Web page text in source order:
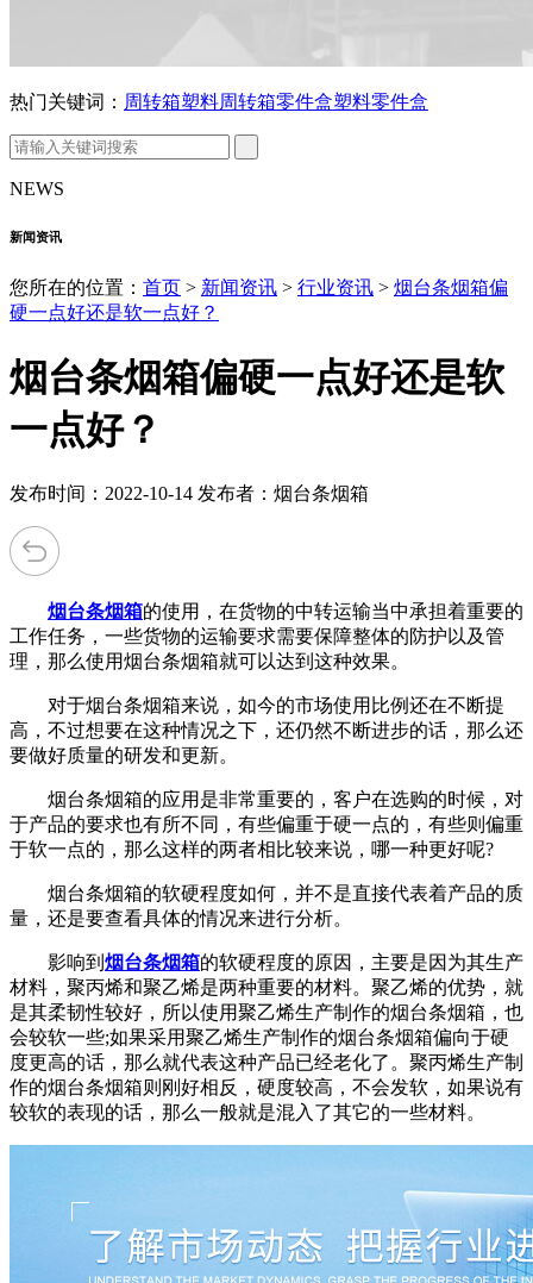
热门关键词： 周转箱塑料周转箱零件盒塑料零件盒
NEWS
新闻资讯
您所在的位置： 首页 > 新闻资讯 > 行业资讯 > 烟台条烟箱偏
硬一点好还是软一点好？
烟台条烟箱偏硬一点好还是软
一点好？
发布时间：2022-10-14 发布者：烟台条烟箱
烟台条烟箱的使用，在货物的中转运输当中承担着重要的
工作任务，一些货物的运输要求需要保障整体的防护以及管
理，那么使用烟台条烟箱就可以达到这种效果。
对于烟台条烟箱来说，如今的市场使用比例还在不断提
高，不过想要在这种情况之下，还仍然不断进步的话，那么还
要做好质量的研发和更新。
烟台条烟箱的应用是非常重要的，客户在选购的时候，对
于产品的要求也有所不同，有些偏重于硬一点的，有些则偏重
于软一点的，那么这样的两者相比较来说，哪一种更好呢?
烟台条烟箱的软硬程度如何，并不是直接代表着产品的质
量，还是要查看具体的情况来进行分析。
影响到 烟台条烟箱的软硬程度的原因，主要是因为其生产
材料，聚丙烯和聚乙烯是两种重要的材料。聚乙烯的优势，就
是其柔韧性较好，所以使用聚乙烯生产制作的烟台条烟箱，也
会较软一些;如果采用聚乙烯生产制作的烟台条烟箱偏向于硬
度更高的话，那么就代表这种产品已经老化了。聚丙烯生产制
作的烟台条烟箱则刚好相反，硬度较高，不会发软，如果说有
较软的表现的话，那么一般就是混入了其它的一些材料。